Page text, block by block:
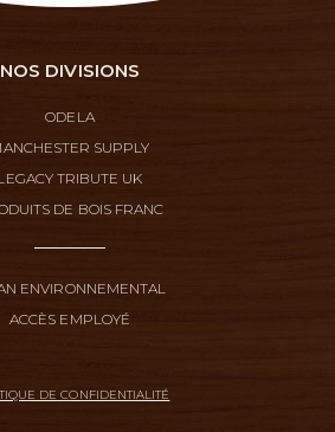
NOS DIVISIONS
ODELA
SUPPLY
TRIBUTE UK
DE BOIS FRANC
ENVIRONNEMENTAL
ACCÈS EMPLOYÉ
DE CONFIDENTIALITÉ